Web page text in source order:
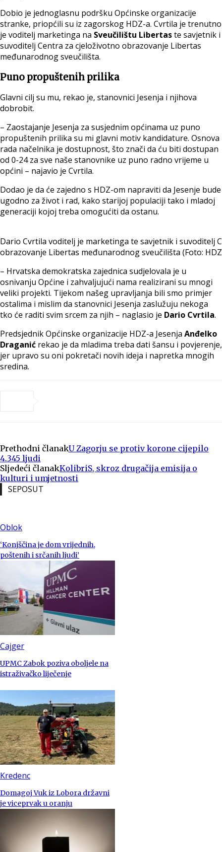
Dobio je jednoglasnu podršku Općinske organizacije
stranke, priopćili su iz zagorskog HDZ-a. Cvrtila je trenutno
je voditelj marketinga na Sveučilištu Libertaste savjetnik i
suvoditelj Centra za cjeloživotno obrazovanje Libertas
međunarodnog sveučilišta.
Puno propuštenih prilika
Glavni cilj su mu, rekao je, stanovnici Jesenja i njihova
dobrobit.
– Zaostajanje Jesenja za susjednim općinama uz puno
propuštenih prilika su mi glavni motiv kandidature. Osnova
rada načelnika je dostupnost, što znači da ću biti dostupan
od 0-24 za sve naše stanovnike uz puno radno vrijeme u
općini – najavio je Cvrtila.
Dodao je da će zajedno s HDZ-om napraviti da Jesenje bude
ugodno za život i rad, kako starijoj populaciji tako i mladoj
generaciji kojoj treba omogućiti da ostanu.
Dario Cvrtila voditelj je marketinga te savjetnik i suvoditelj
obrazovanje Libertas međunarodnog sveučilišta (Foto:
– Hrvatska demokratska zajednica sudjelovala je u
osnivanju Općine i zahvaljujući nama realizirani su mnogi
veliki projekti. Tijekom našeg upravljanja bili smo primjer
ostalima i mislim da stanovnici Jesenja zaslužuju nekoga
tko će raditi svim srcem za njih – naglasio je Dario Cvrtila.
Predsjednik Općinske organizacije HDZ-a Jesenja Anđelko
Draganić rekao je da mladima treba dati šansu i povjerenje,
jer upravo su oni pokretači novih ideja i napretka mnogih
sredina.
Prethodni članakU Zagorju se protiv korone cijepilo
4.345 ljudi
Sljedeći članakKolibriS, skroz drugačija emisija o
kulturi i umjetnosti
SEPOSUT
Oblok
‘Konjščina je dom vrijednih,
poštenih i srčanih ljudi’
Cajger
UPMC Zabok poziva oboljele na
istraživačko liječenje
Kredenc
Domagoj Vuk iz Lobora državni
je viceprvak u oranju